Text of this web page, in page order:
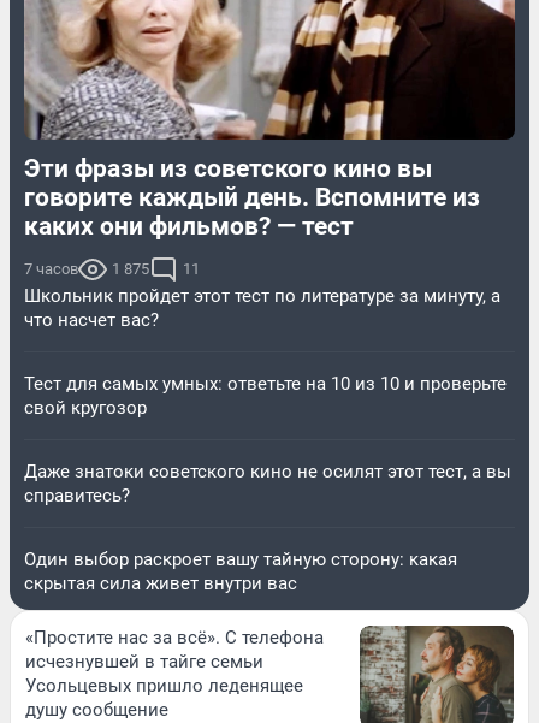
Эти фразы из советского кино вы
говорите каждый день. Вспомните из
каких они фильмов? — тест
7 часов 1 875 11
Школьник пройдет этот тест по литературе за минуту, а
что насчет вас?
Тест для самых умных: ответьте на 10 из 10 и проверьте
свой кругозор
Даже знатоки советского кино не осилят этот тест, а вы
справитесь?
Один выбор раскроет вашу тайную сторону: какая
скрытая сила живет внутри вас
«Простите нас за всё». С телефона
исчезнувшей в тайге семьи
Усольцевых пришло леденящее
душу сообщение